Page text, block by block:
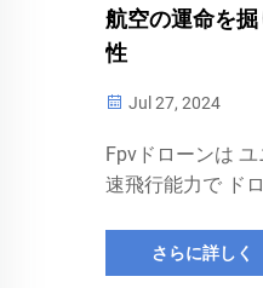
航空の運命を
性
Jul 27, 2024
Fpvドローンは
速飛行能力で ド
さらに詳しく